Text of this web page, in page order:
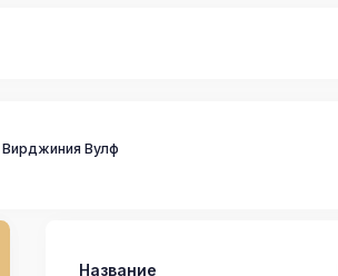
Вирджиния Вулф
Название